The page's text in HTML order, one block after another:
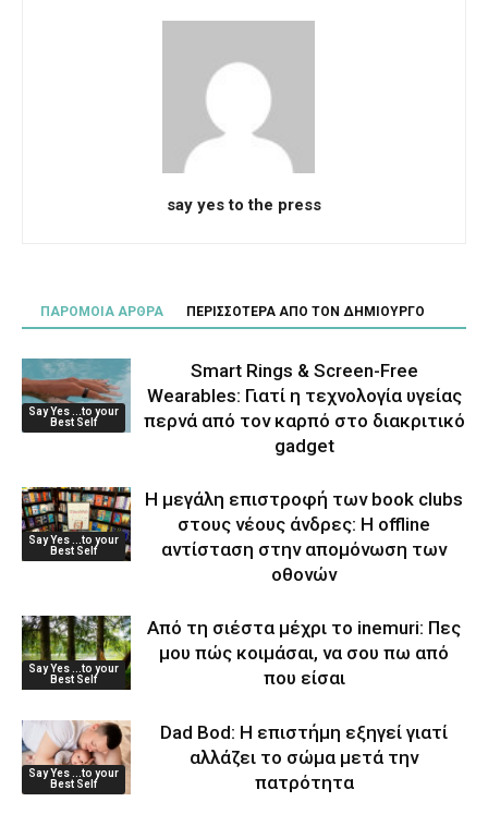
say yes to the press
ΠΑΡΟΜΟΙΑ ΑΡΘΡΑ ΠΕΡΙΣΣΟΤΕΡΑ ΑΠΟ ΤΟΝ ΔΗΜΙΟΥΡΓΟ
Say Yes ...to your
Best Self
Smart Rings & Screen-Free
Wearables: Γιατί η τεχνολογία υγείας
περνά από τον καρπό στο διακριτικό
gadget
Say Yes ...to your
Best Self
Η μεγάλη επιστροφή των book clubs
στους νέους άνδρες: Η offline
αντίσταση στην απομόνωση των
οθονών
Say Yes ...to your
Best Self
Από τη σιέστα μέχρι το inemuri: Πες
μου πώς κοιμάσαι, να σου πω από
που είσαι
Say Yes ...to your
Best Self
Dad Bod: Η επιστήμη εξηγεί γιατί
αλλάζει το σώμα μετά την
πατρότητα